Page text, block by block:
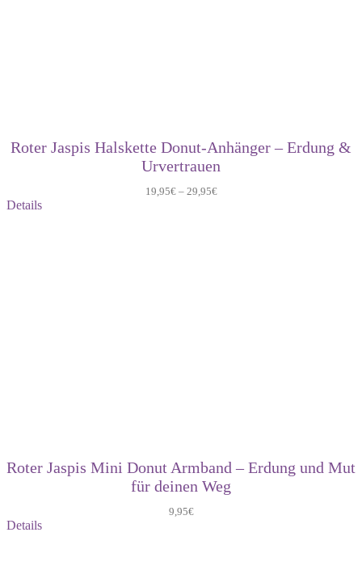
Roter Jaspis Halskette Donut-Anhänger – Erdung &
Urvertrauen
19,95€– 29,95€
Details
Roter Jaspis Mini Donut Armband – Erdung und Mut
für deinen Weg
9,95€
Details